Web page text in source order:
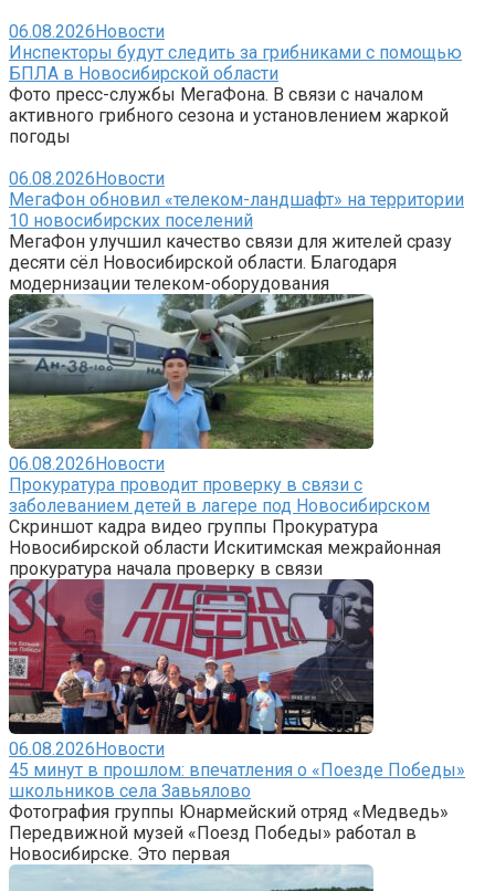
06.08.2026Новости
Инспекторы будут следить за грибниками с помощью
БПЛА в Новосибирской области
Фото пресс-службы МегаФона. В связи с началом
активного грибного сезона и установлением жаркой
погоды
06.08.2026Новости
МегаФон обновил «телеком-ландшафт» на территории
10 новосибирских поселений
МегаФон улучшил качество связи для жителей сразу
десяти сёл Новосибирской области. Благодаря
модернизации телеком-оборудования
06.08.2026Новости
Прокуратура проводит проверку в связи с
заболеванием детей в лагере под Новосибирском
Скриншот кадра видео группы Прокуратура
Новосибирской области Искитимская межрайонная
прокуратура начала проверку в связи
06.08.2026Новости
45 минут в прошлом: впечатления о «Поезде Победы»
школьников села Завьялово
Фотография группы Юнармейский отряд «Медведь»
Передвижной музей «Поезд Победы» работал в
Новосибирске. Это первая